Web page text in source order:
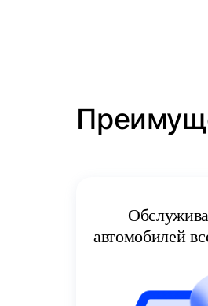
автомобилей